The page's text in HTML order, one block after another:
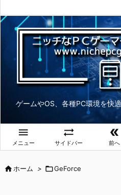
ゲームやOS、各種PC環境を快

メニュー

サイドバー

前へ
ホーム > GeForce